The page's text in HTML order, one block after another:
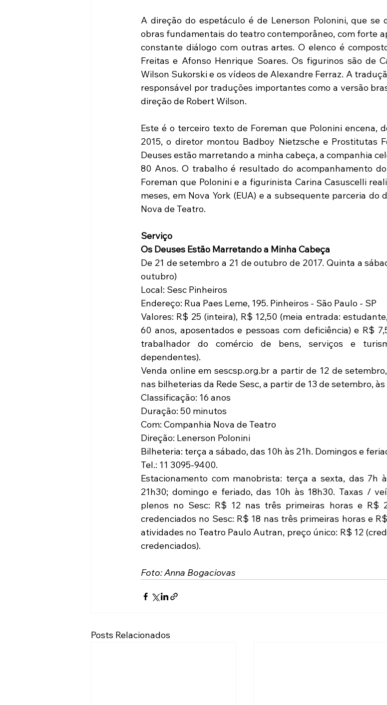
A direção do espetáculo é de Lenerson Polonini, que se
obras fundamentais do teatro contemporâneo, com forte
constante diálogo com outras artes. O elenco é
Freitas e Afonso Henrique Soares. Os figurinos são de
Wilson Sukorski e os vídeos de Alexandre Ferraz. A
responsável por traduções importantes como a versão
direção de Robert Wilson.
Este é o terceiro texto de Foreman que Polonini encena,
2015, o diretor montou Badboy Nietzsche e Prostitutas
Deuses estão marretando a minha cabeça, a companhia
80 Anos. O trabalho é resultado do acompanhamento
Foreman que Polonini e a figurinista Carina Casuscelli
meses, em Nova York (EUA) e a subsequente parceria do
Nova de Teatro.
Serviço
Os Deuses Estão Marretando a Minha Cabeça
De 21 de setembro a 21 de outubro de 2017. Quinta a
outubro)
Local: Sesc Pinheiros
Endereço: Rua Paes Leme, 195. Pinheiros - São Paulo - SP
Valores: R$ 25 (inteira), R$ 12,50 (meia entrada:
60 anos, aposentados e pessoas com deficiência) e R$
trabalhador do comércio de bens, serviços e
dependentes).
Venda online em sescsp.org.br a partir de 12 de
nas bilheterias da Rede Sesc, a partir de 13 de setembro, às
Classificação: 16 anos
Duração: 50 minutos
Com: Companhia Nova de Teatro
Direção: Lenerson Polonini
Bilheteria: terça a sábado, das 10h às 21h. Domingos e
Tel.: 11 3095-9400.
Estacionamento com manobrista: terça a sexta, das 7h
21h30; domingo e feriado, das 10h às 18h30. Taxas /
plenos no Sesc: R$ 12 nas três primeiras horas e R$
credenciados no Sesc: R$ 18 nas três primeiras horas e
atividades no Teatro Paulo Autran, preço único: R$ 12
credenciados).
Foto: Anna Bogaciovas
Posts Relacionados